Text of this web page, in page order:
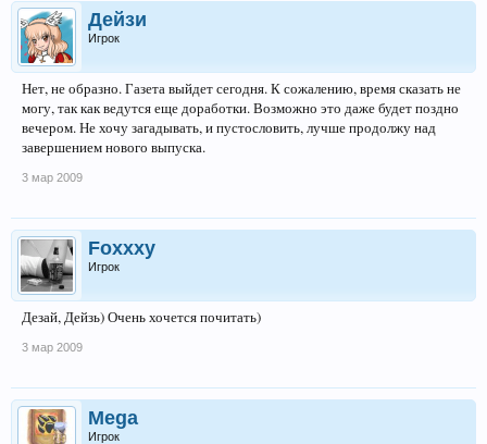
Дейзи
Игрок
Нет, не образно. Газета выйдет сегодня. К сожалению, время сказать не
могу, так как ведутся еще доработки. Возможно это даже будет поздно
вечером. Не хочу загадывать, и пустословить, лучше продолжу над
завершением нового выпуска.
3 мар 2009
Foxxxy
Игрок
Дезай, Дейзь) Очень хочется почитать)
3 мар 2009
Mega
Игрок